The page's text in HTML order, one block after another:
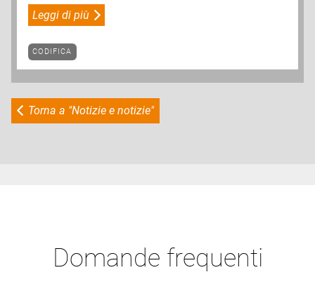
Leggi di più
CODIFICA
Torna a "Notizie e notizie"
Domande frequenti